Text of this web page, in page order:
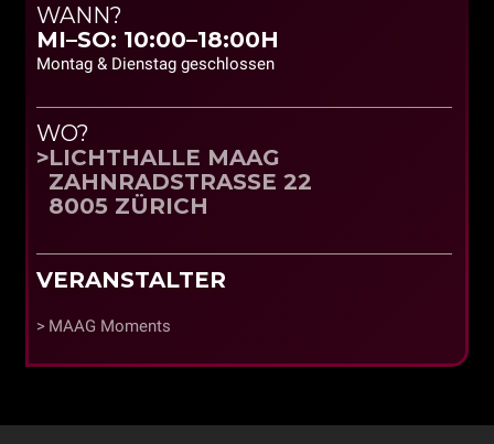
WANN?
MI–SO: 10:00–18:00H
Montag & Dienstag geschlossen
WO?
LICHTHALLE MAAG
ZAHNRADSTRASSE 22
8005 ZÜRICH
VERANSTALTER
MAAG Moments